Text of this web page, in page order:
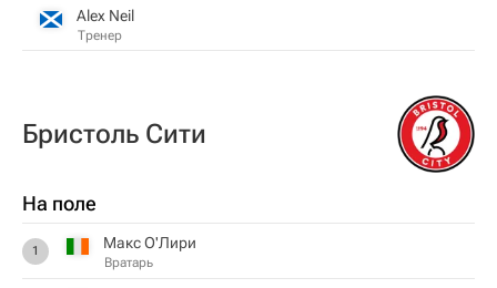
Alex Neil
Тренер
Бристоль Сити
На поле
1 Макс О'Лири
Вратарь